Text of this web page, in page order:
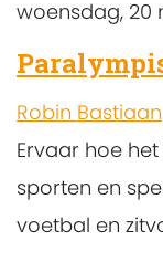
woensdag, 20
Robin Bastiaan
Ervaar hoe
sporten en
voetbal en